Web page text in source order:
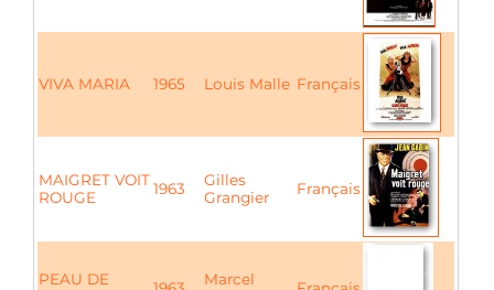
VIVA MARIA 1965 Louis Malle Français
MAIGRET VOIT
ROUGE
1963
Gilles
Grangier
Français
PEAU DE
Marcel